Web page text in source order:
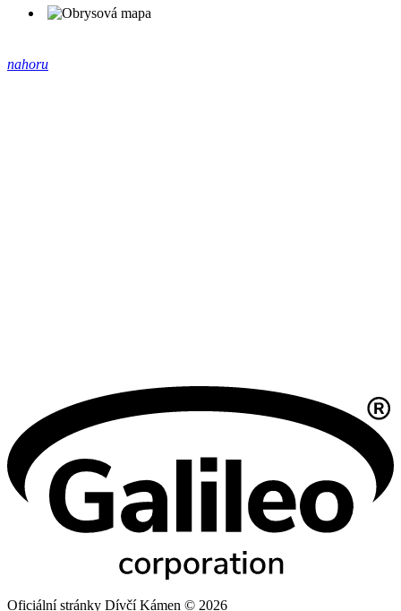
nahoru
Oficiální stránky Dívčí Kámen © 2026